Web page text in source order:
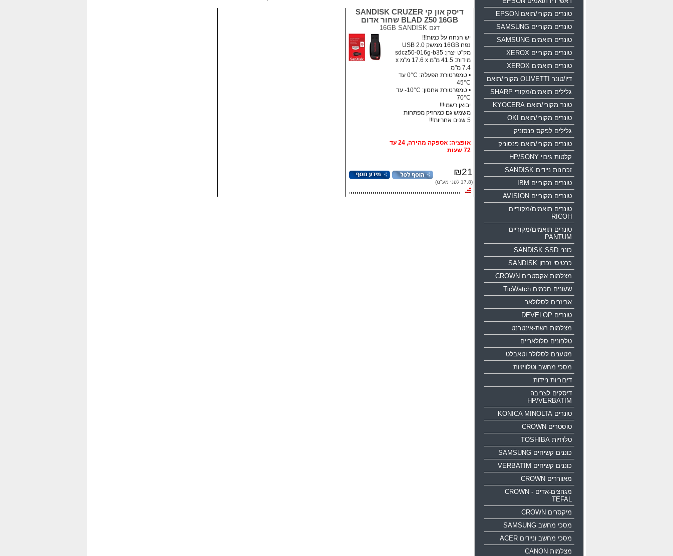
דיסק און קי SANDISK CRUZER
BLAD Z50 16GB שחור אדום
דגם 16GB SANDISK
יש הנחה על כמות!!!
נפח 16GB ממשק USB 2.0
מק"ט יצרן: sdcz50-016g-b35
מידות: ‏41.5 מ"מ x ‏17.6 מ"מ x
• טמפרטורת הפעלה: ‏0°C עד
45°C
• טמפרטורת אחסון:‏ 10°C- עד
70°C
יבואן רשמי!!!
משמש גם כמחזיק מפתחות
5 שנים אחריות!!!
אופציה: אספקה מהירה, 24 עד
72 שעות
₪21
(17.8 לפני מע"מ)
טונרים מקורי/תואם EPSON
טונרים מקוריים SAMSUNG
טונרים תואמים SAMSUNG
טונרים מקוריים XEROX
טונרים תואמים XEROX
דיו/טונר OLIVETTI מקורי/תואם
גלילים תואמים/מקורי SHARP
טונר מקורי/תואם KYOCERA
טונרים מקורי/תואם OKI
גלילים לפקס פנסוניק
טונרים מקורי/תואם פנסוניק
קלטות גיבוי HP/SONY
זכרונות ניידים SANDISK
טונרים מקוריים IBM
טונרים מקוריים AVISION
טונרים תואמים/מקוריים
RICOH
טונרים תואמים/מקוריים
PANTUM
כונני SANDISK SSD
כרטיסי זכרון SANDISK
מצלמות אקסטרים CROWN
שעונים חכמים TicWatch
אביזרים לסלולאר
טונרים DEVELOP
מצלמות רשת-אינטרנט
טלפונים סלולאריים
מטענים לסלולר וטאבלט
מסכי מחשב וטלוויזיות
דיבוריות ניידות
דיסקים לצריבה
HP/VERBATIM
טונרים KONICA MINOLTA
טוסטרים CROWN
טלויזיות TOSHIBA
כוננים קשיחים SAMSUNG
כוננים קשיחים VERBATIM
מאווררים CROWN
מגהצים-אדים CROWN -
TEFAL
מיקסרים CROWN
מסכי מחשב SAMSUNG
מסכי מחשב וניידים ACER
מצלמות CANON